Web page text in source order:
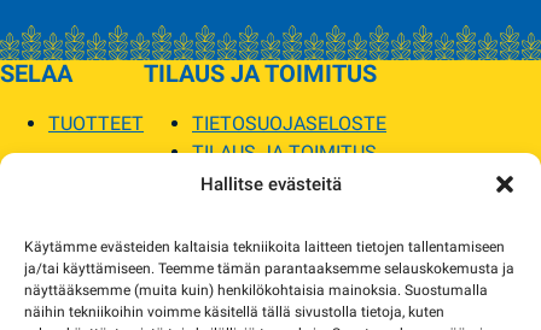
Hallitse evästeitä
Käytämme evästeiden kaltaisia tekniikoita laitteen tietojen tallentamiseen
ja/tai käyttämiseen. Teemme tämän parantaaksemme selauskokemusta ja
näyttääksemme (muita kuin) henkilökohtaisia mainoksia. Suostumalla
näihin tekniikoihin voimme käsitellä tällä sivustolla tietoja, kuten
SELAA
TUOTTEET
TILAUS JA TOIMITUS
TIETOSUOJASELOSTE
TILAUS JA TOIMITUS
TOIMITUSEHDOT
MYYMÄLÄT JA YHTEYSTIEDOT
USEIN KYSYTYT